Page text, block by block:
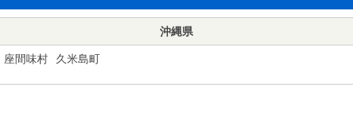
沖縄県
座間味村 久米島町